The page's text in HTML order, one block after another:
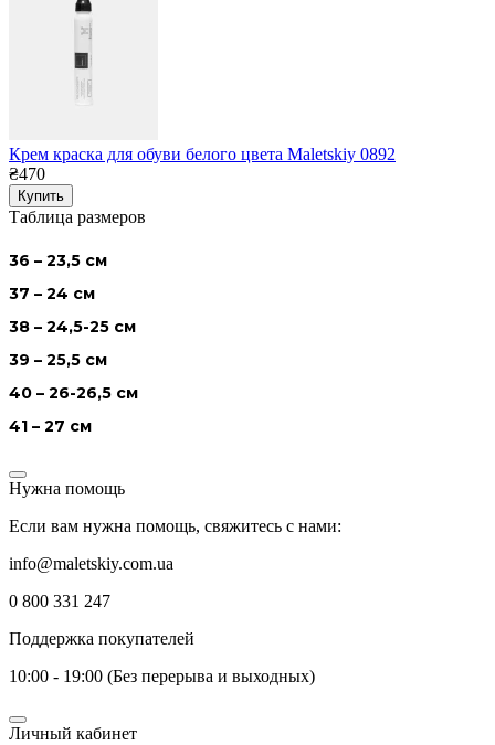
Крем краска для обуви белого цвета Maletskiy 0892
₴470
Купить
Таблица размеров
36 – 23,5 см
37 – 24 см
38 – 24,5-25 см
39 – 25,5 см
40 – 26-26,5 см
41 – 27 см
Нужна помощь
Если вам нужна помощь, свяжитесь с нами:
info@maletskiy.com.ua
0 800 331 247
Поддержка покупателей
10:00 - 19:00 (Без перерыва и выходных)
Личный кабинет